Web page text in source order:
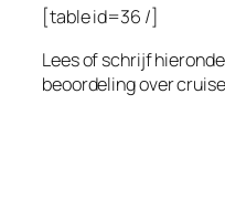
[table id=36 /]
Lees of schrijf
beoordeling over